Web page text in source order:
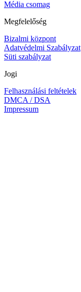
Média csomag
Megfelelőség
Bizalmi központ
Adatvédelmi Szabályzat
Süti szabályzat
Jogi
Felhasználási feltételek
DMCA / DSA
Impressum